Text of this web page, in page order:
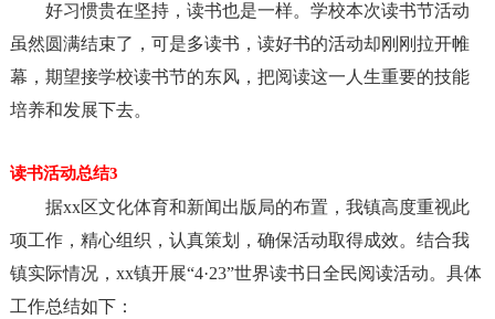
好习惯贵在坚持，读书也是一样。学校本次读书节活动
虽然圆满结束了，可是多读书，读好书的活动却刚刚拉开帷
幕，期望接学校读书节的东风，把阅读这一人生重要的技能
培养和发展下去。
读书活动总结3
据xx区文化体育和新闻出版局的布置，我镇高度重视此
项工作，精心组织，认真策划，确保活动取得成效。结合我
镇实际情况，xx镇开展“4·23”世界读书日全民阅读活动。具体
工作总结如下：